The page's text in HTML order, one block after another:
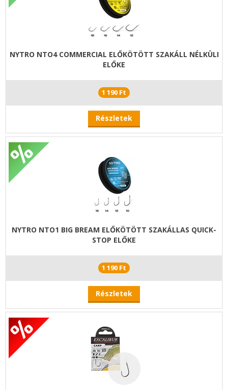
NYTRO NTO4 COMMERCIAL ELŐKÖTÖTT SZAKÁLL NÉLKÜLI
ELŐKE
1 190 Ft
Részletek
NYTRO NTO1 BIG BREAM ELŐKÖTÖTT SZAKÁLLAS QUICK-
STOP ELŐKE
1 190 Ft
Részletek